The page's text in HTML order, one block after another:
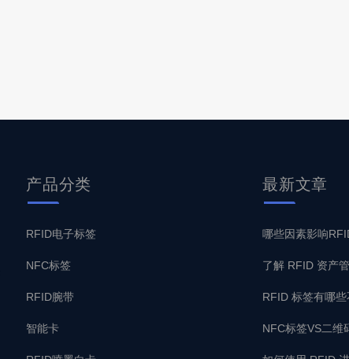
产品分类
RFID电子标签
NFC标签
RFID腕带
智能卡
最新文章
哪些因素影响
了解 RFID 资产
RFID 标签有哪些
NFC标签VS二维